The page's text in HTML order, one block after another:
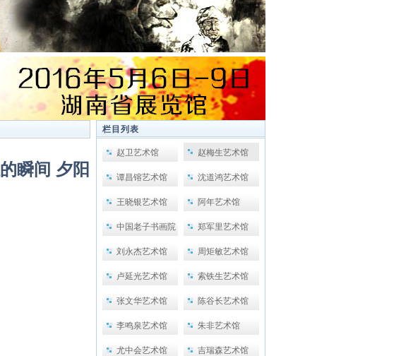
瞬间 夕阳
栏目列表
赵卫艺术馆 赵梅生艺术馆
谭昌镕艺术馆 沈道鸿艺术馆
王晓银艺术馆 阿年艺术馆
中国老子书画院 郑军里艺术馆
刘永杰艺术馆 周矩敏艺术馆
卢延光艺术馆 索铁生艺术馆
张文华艺术馆 陈谷长艺术馆
李鸣泉艺术馆 朱非艺术馆
尤中会艺术馆 吉瑞森艺术馆